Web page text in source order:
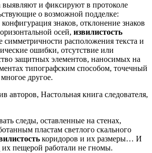
выявляют и фиксируют в протоколе
о возможной подделке:
знаков, отклонение знаков
осей, извилистость
расположения текста и
ошибки, отсутствие или
защитных элементов, наносимых на
типографским способом, точечный
другое.
авторов, Настольная книга следователя,
следы, оставленные на стенах,
пластам светлого скального
коридоров и их размеры… И
их пещерой работали не гномы.